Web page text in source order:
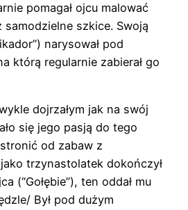
pomagał ojcu malować
samodzielne szkice. Swoją
narysował pod
którą regularnie zabierał go
dojrzałym jak na swój
się jego pasją do tego
od zabaw z
trzynastolatek dokończył
(“Gołębie”), ten oddał mu
Był pod dużym